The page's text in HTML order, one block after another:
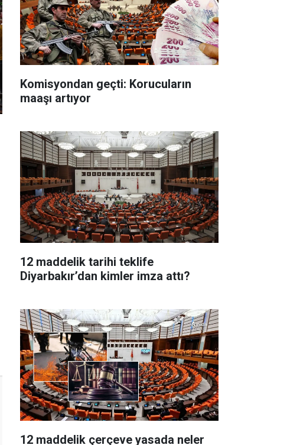
Komisyondan geçti: Korucuların
maaşı artıyor
12 maddelik tarihi teklife
Diyarbakır’dan kimler imza attı?
12 maddelik çerçeve yasada neler